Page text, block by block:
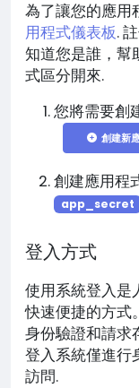
為了讓您的應用
用程式儀表板.
知道您是誰，幫
式區分開來.
您將需要創
創建新
創建應用程
app_secret
登入方式
使用系統登入是
快速便捷的方式
身份驗證和請求
登入系統僅進行
訪問.